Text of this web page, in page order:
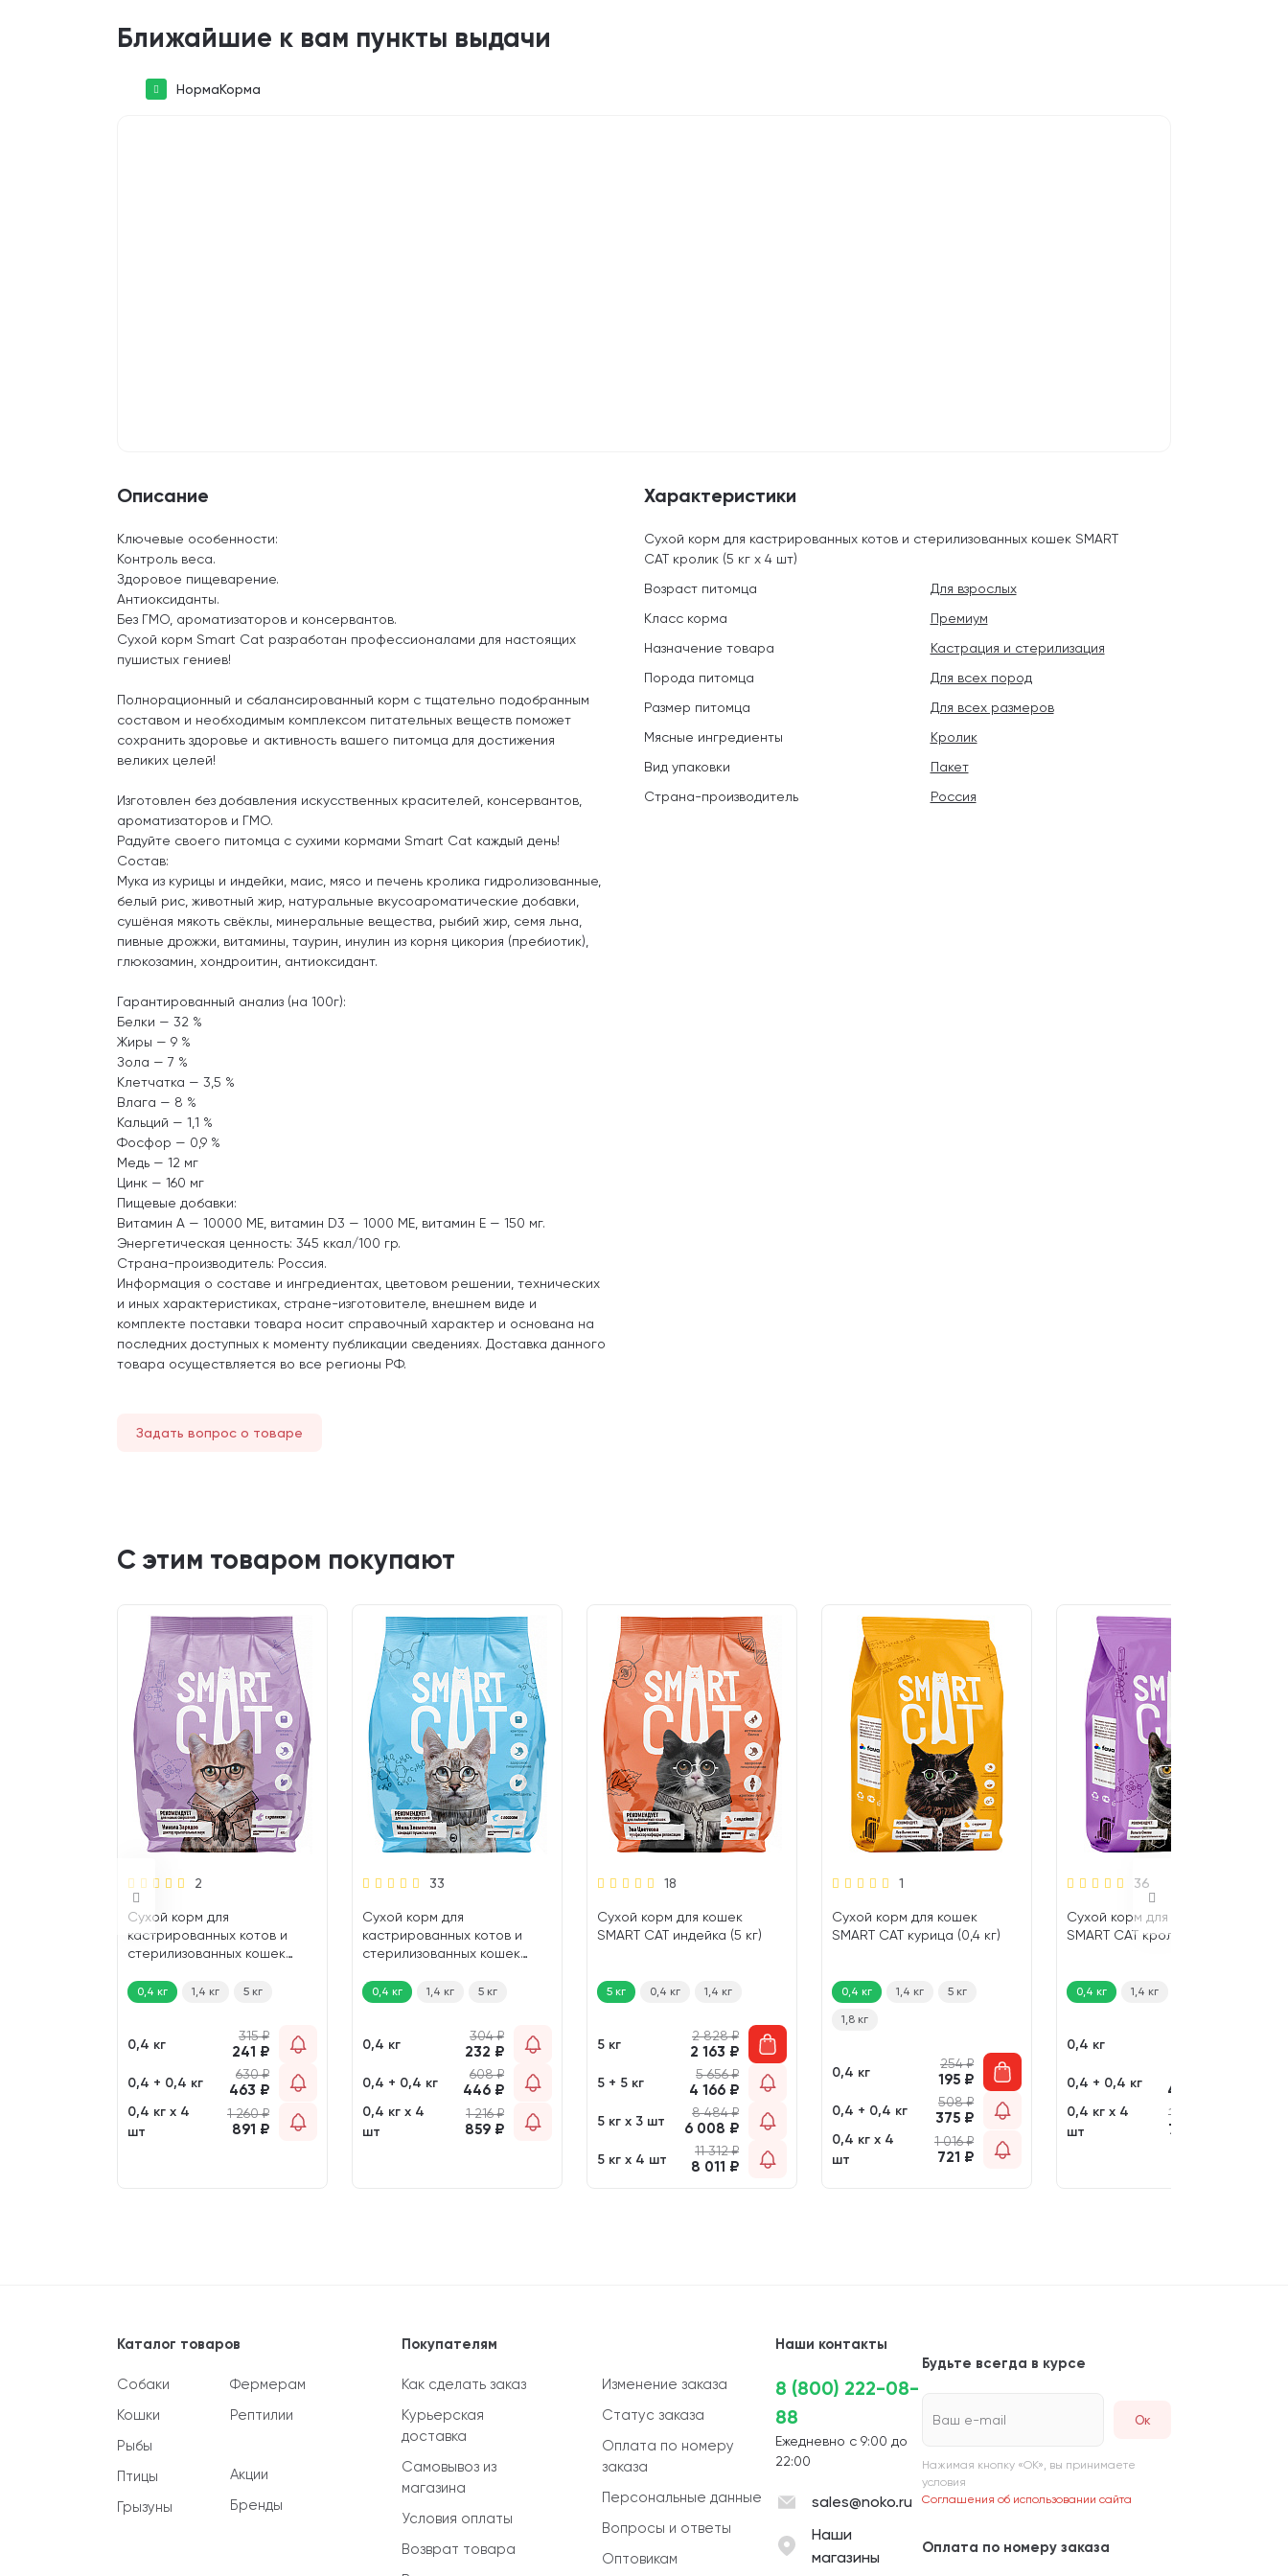
Ближайшие к вам пункты выдачи
НормаКорма
Описание
Ключевые особенности:
Контроль веса.
Здоровое пищеварение.
Антиоксиданты.
Без ГМО, ароматизаторов и консервантов.
Сухой корм Smart Cat разработан профессионалами для настоящих
пушистых гениев!
Полнорационный и сбалансированный корм с тщательно подобранным
составом и необходимым комплексом питательных веществ поможет
сохранить здоровье и активность вашего питомца для достижения
великих целей!
Изготовлен без добавления искусственных красителей, консервантов,
ароматизаторов и ГМО.
Радуйте своего питомца с сухими кормами Smart Cat каждый день!
Состав:
Мука из курицы и индейки, маис, мясо и печень кролика гидролизованные,
белый рис, животный жир, натуральные вкусоароматические добавки,
сушёная мякоть свёклы, минеральные вещества, рыбий жир, семя льна,
пивные дрожжи, витамины, таурин, инулин из корня цикория (пребиотик),
глюкозамин, хондроитин, антиоксидант.
Гарантированный анализ (на 100г):
Белки — 32 %
Жиры — 9 %
Зола — 7 %
Клетчатка — 3,5 %
Влага — 8 %
Кальций — 1,1 %
Фосфор — 0,9 %
Медь — 12 мг
Цинк — 160 мг
Пищевые добавки:
Витамин А — 10000 МЕ, витамин D3 — 1000 МЕ, витамин Е — 150 мг.
Энергетическая ценность: 345 ккал/100 гр.
Страна-производитель: Россия.
Информация о составе и ингредиентах, цветовом решении, технических
и иных характеристиках, стране-изготовителе, внешнем виде и
комплекте поставки товара носит справочный характер и основана на
последних доступных к моменту публикации сведениях. Доставка данного
товара осуществляется во все регионы РФ.
Задать вопрос о товаре
Характеристики
Сухой корм для кастрированных котов и стерилизованных кошек SMART
CAT кролик (5 кг х 4 шт)
Возраст питомца
Для взрослых
Класс корма
Премиум
Назначение товара
Кастрация и стерилизация
Порода питомца
Для всех пород
Размер питомца
Для всех размеров
Мясные ингредиенты
Кролик
Вид упаковки
Пакет
Страна-производитель
Россия
С этим товаром покупают
2
Сухой корм для
кастрированных котов и
стерилизованных кошек
0,4 кг 1,4 кг 5 кг
0,4 кг
315₽
241 ₽
0,4 + 0,4 кг
630₽
463 ₽
0,4 кг х 4
шт
1 260₽
891 ₽
33
Сухой корм для
кастрированных котов и
стерилизованных кошек
0,4 кг 1,4 кг 5 кг
0,4 кг
304₽
232 ₽
0,4 + 0,4 кг
608₽
446 ₽
0,4 кг х 4
шт
1 216₽
859 ₽
18
Сухой корм для кошек
SMART CAT индейка (5 кг)
5 кг 0,4 кг 1,4 кг
5 кг
2 828₽
2 163 ₽
5 + 5 кг
5 656₽
4 166 ₽
5 кг х 3 шт
8 484₽
6 008 ₽
5 кг х 4 шт
11 312₽
8 011 ₽
1
Сухой корм для кошек
SMART CAT курица (0,4 кг)
0,4 кг 1,4 кг 5 кг
1,8 кг
0,4 кг
254₽
195 ₽
0,4 + 0,4 кг
508₽
375 ₽
0,4 кг х 4
шт
1 016₽
721 ₽
36
Сухой корм для кошек
SMART CAT кролик (0,4 кг)
0,4 кг 1,4 кг
0,4 кг
0,4 + 0,4 кг 406
0,4 кг х 4
шт
1 104
782
Каталог товаров
Собаки
Кошки
Рыбы
Птицы
Грызуны
Фермерам
Рептилии
Акции
Бренды
Покупателям
Как сделать заказ
Курьерская
доставка
Самовывоз из
магазина
Условия оплаты
Возврат товара
Изменение заказа
Статус заказа
Оплата по номеру
заказа
Персональные данные
Вопросы и ответы
Оптовикам
Наши контакты
8 (800) 222-08-
88
Ежедневно с 9:00 до
22:00
sales@noko.ru
Наши
магазины
Будьте всегда в курсе
Ваш e-mail
Нажимая кнопку «ОК», вы принимаете
условия
Соглашения об использовании сайта
Оплата по номеру заказа